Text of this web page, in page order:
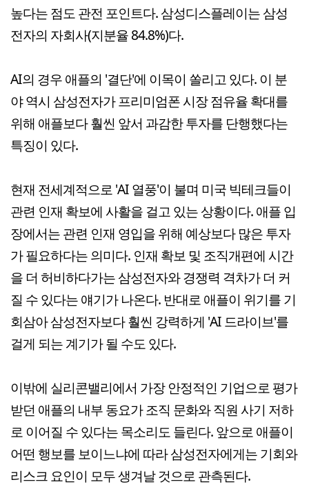
높다는 점도 관전 포인트다. 삼성디스플레이는 삼성
전자의 자회사(지분율 84.8%)다.
AI의 경우 애플의 '결단'에 이목이 쏠리고 있다. 이 분
야 역시 삼성전자가 프리미엄폰 시장 점유율 확대를
위해 애플보다 훨씬 앞서 과감한 투자를 단행했다는
특징이 있다.
현재 전세계적으로 'AI 열풍'이 불며 미국 빅테크들이
관련 인재 확보에 사활을 걸고 있는 상황이다. 애플 입
장에서는 관련 인재 영입을 위해 예상보다 많은 투자
가 필요하다는 의미다. 인재 확보 및 조직개편에 시간
을 더 허비하다가는 삼성전자와 경쟁력 격차가 더 커
질 수 있다는 얘기가 나온다. 반대로 애플이 위기를 기
회삼아 삼성전자보다 훨씬 강력하게 'AI 드라이브'를
걸게 되는 계기가 될 수도 있다.
이밖에 실리콘밸리에서 가장 안정적인 기업으로 평가
받던 애플의 내부 동요가 조직 문화와 직원 사기 저하
로 이어질 수 있다는 목소리도 들린다. 앞으로 애플이
어떤 행보를 보이느냐에 따라 삼성전자에게는 기회와
리스크 요인이 모두 생겨날 것으로 관측된다.